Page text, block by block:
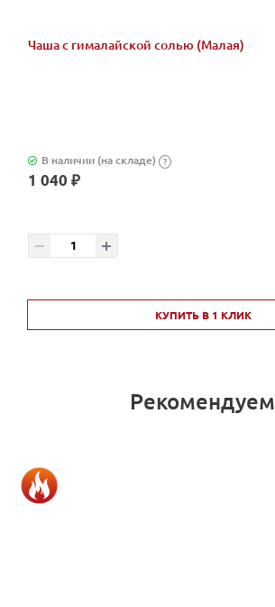
Чаша с гималайской солью (Малая)
В наличии (на складе) ?
1 040 ₽
КУПИТЬ В 1 КЛИК
Рекомендуем